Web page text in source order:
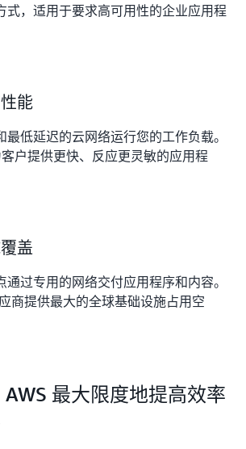
式，适用于要求高可用性的企业应用程
能
低延迟的云网络运行您的工作负载。
户提供更快、反应更灵敏的应用程
盖
过专用的网络交付应用程序和内容。
商提供最大的全球基础设施占用空
最大限度地提高效率